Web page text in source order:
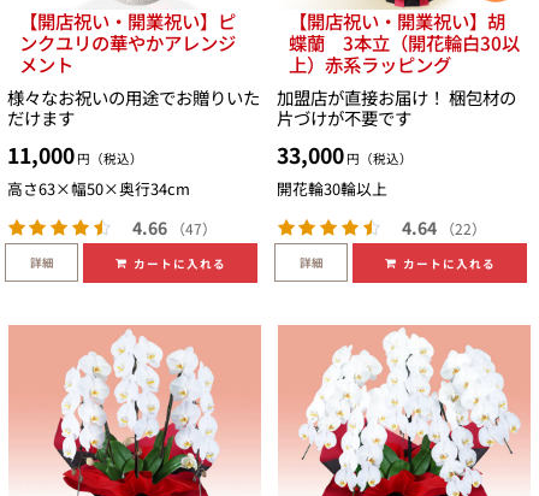
【開店祝い・開業祝い】ピ
ンクユリの華やかアレンジ
メント
様々なお祝いの用途でお贈りいた
だけます
11,000 円（税込）
高さ63×幅50×奥行34cm
4.66 （47）
詳細 カートに入れる
【開店祝い・開業祝い】胡
蝶蘭 3本立（開花輪白30以
上）赤系ラッピング
加盟店が直接お届け！ 梱包材の
片づけが不要です
33,000 円（税込）
開花輪30輪以上
4.64 （22）
詳細 カートに入れる